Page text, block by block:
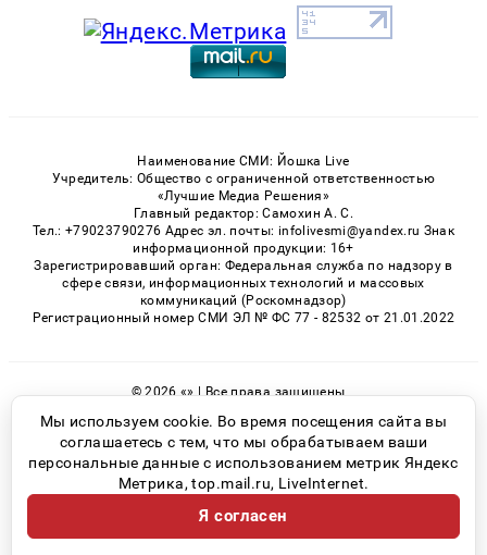
Наименование СМИ: Йошка Live
Учредитель: Общество с ограниченной ответственностью
«Лучшие Медиа Решения»
Главный редактор: Самохин А. С.
Тел.: +79023790276 Адрес эл. почты: infolivesmi@yandex.ru Знак
информационной продукции: 16+
Зарегистрировавший орган: Федеральная служба по надзору в
сфере связи, информационных технологий и массовых
коммуникаций (Роскомнадзор)
Регистрационный номер СМИ ЭЛ № ФС 77 - 82532 от 21.01.2022
© 2026 «» | Все права защищены
Возрастная категория сайта 16+
Политика конфиденциальности
Мы используем cookie. Во время посещения сайта вы
соглашаетесь с тем, что мы обрабатываем ваши
персональные данные с использованием метрик Яндекс
Метрика, top.mail.ru, LiveInternet.
Я согласен